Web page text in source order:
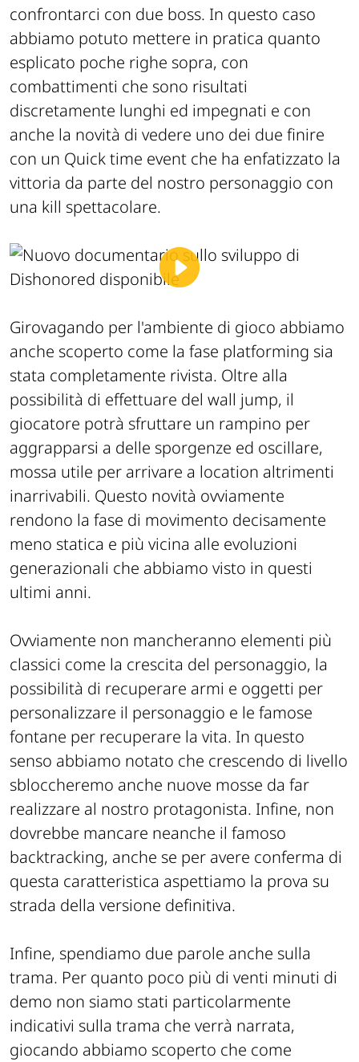
confrontarci con due boss. In questo caso
abbiamo potuto mettere in pratica quanto
esplicato poche righe sopra, con
combattimenti che sono risultati
discretamente lunghi ed impegnati e con
anche la novità di vedere uno dei due finire
con un Quick time event che ha enfatizzato la
vittoria da parte del nostro personaggio con
una kill spettacolare.
Girovagando per l'ambiente di gioco abbiamo
anche scoperto come la fase platforming sia
stata completamente rivista. Oltre alla
possibilità di effettuare del wall jump, il
giocatore potrà sfruttare un rampino per
aggrapparsi a delle sporgenze ed oscillare,
mossa utile per arrivare a location altrimenti
inarrivabili. Questo novità ovviamente
rendono la fase di movimento decisamente
meno statica e più vicina alle evoluzioni
generazionali che abbiamo visto in questi
ultimi anni.
Ovviamente non mancheranno elementi più
classici come la crescita del personaggio, la
possibilità di recuperare armi e oggetti per
personalizzare il personaggio e le famose
fontane per recuperare la vita. In questo
senso abbiamo notato che crescendo di livello
sbloccheremo anche nuove mosse da far
realizzare al nostro protagonista. Infine, non
dovrebbe mancare neanche il famoso
backtracking, anche se per avere conferma di
questa caratteristica aspettiamo la prova su
strada della versione definitiva.
Infine, spendiamo due parole anche sulla
trama. Per quanto poco più di venti minuti di
demo non siamo stati particolarmente
indicativi sulla trama che verrà narrata,
giocando abbiamo scoperto che come